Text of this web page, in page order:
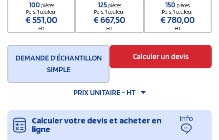
100 pièces
Pers. 1 couleur
€551,00
HT
125 pièces
Pers. 1 couleur
€667,50
HT
150 pièces
Pers. 1 couleur
€780,00
HT
DEMANDE D'ÉCHANTILLON
SIMPLE
Calculer un devis
PRIX UNITAIRE - HT
Calculer votre devis et acheter en
ligne
Info